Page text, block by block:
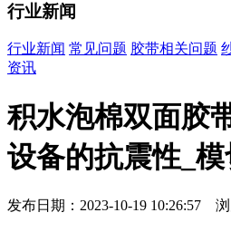
行业新闻
行业新闻 常见问题 胶带相关问题
资讯
积水泡棉双面胶
设备的抗震性_
发布日期：2023-10-19 10:26:57 浏